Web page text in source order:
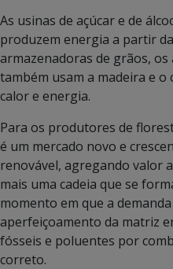
As usinas de açúcar e de
produzem energia a partir
armazenadoras de grãos,
também usam a madeira e
calor e energia.
Para os produtores de
é um mercado novo e
renovável, agregando valor
mais uma cadeia que se
momento em que a
aperfeiçoamento da matriz
fósseis e poluentes por
correto.